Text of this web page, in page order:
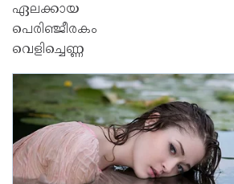
ഏലക്കായ
പെരിഞ്ജീരകം
വെളിച്ചെണ്ണ